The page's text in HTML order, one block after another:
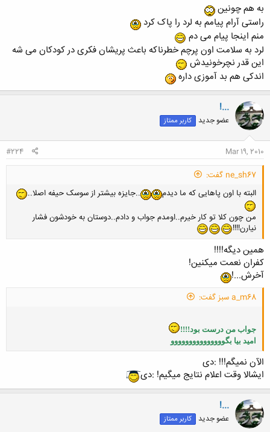
به هم چونین
راستی آرام پیامم به لرد را پاک کرد
منم اینجا پیام می دم
لرد به سلامت اون پرچم خطرناکه باعث پریشان فکری در کودکان می شه
این قدر نچرخونیدش
اندکی هم بد آموزی داره
!...
عضو جدید کاربر ممتاز
Mar 19, 2010
#224
ne_sh67 گفت:
البته با اون پاهایی که ما دیدم
..جایزه بیشتر از سوسک حیفه اصلا..
من چون کلا تو کار خیرم..اومدم جواب و دادم..دوستان به خودشون فشار
نیارن!!!!
همین دیگه!!!!
کفران نعمت میکنین!
آخرش...!
a_m68 سبز گفت:
جواب من درست بود!!!!
امید بیا بگووووووووووووووو
الآن نمیگم!!! :دی
ایشالا وقت اعلام نتایج میگیم! :دی
!...
عضو جدید کاربر ممتاز